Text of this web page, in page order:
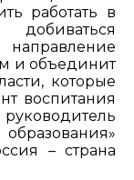
работать в
и объединит
которые
воспитания
– страна